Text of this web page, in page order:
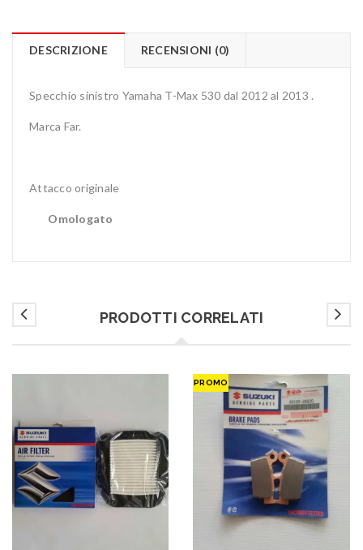
DESCRIZIONE RECENSIONI (0)
Specchio sinistro Yamaha T-Max 530 dal 2012 al 2013 .
Marca Far.
Attacco originale
Omologato
PRODOTTI CORRELATI
PROMO